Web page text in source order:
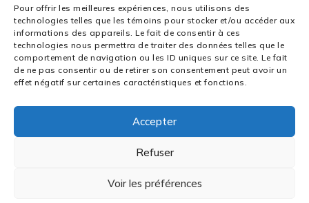
Pour offrir les meilleures expériences, nous utilisons des
technologies telles que les témoins pour stocker et/ou accéder aux
informations des appareils. Le fait de consentir à ces
technologies nous permettra de traiter des données telles que le
comportement de navigation ou les ID uniques sur ce site. Le fait
de ne pas consentir ou de retirer son consentement peut avoir un
effet négatif sur certaines caractéristiques et fonctions.
Accepter
Refuser
Voir les préférences
Contacts
info@yourdomain.com
+44 205-658-1823